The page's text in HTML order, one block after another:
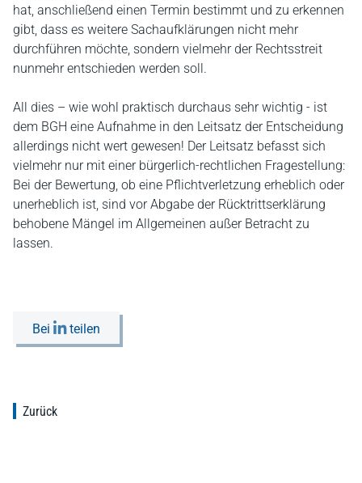
hat, anschließend einen Termin bestimmt und zu erkennen
gibt, dass es weitere Sachaufklärungen nicht mehr
durchführen möchte, sondern vielmehr der Rechtsstreit
nunmehr entschieden werden soll.
All dies – wie wohl praktisch durchaus sehr wichtig - ist
dem BGH eine Aufnahme in den Leitsatz der Entscheidung
allerdings nicht wert gewesen! Der Leitsatz befasst sich
vielmehr nur mit einer bürgerlich-rechtlichen Fragestellung:
Bei der Bewertung, ob eine Pflichtverletzung erheblich oder
unerheblich ist, sind vor Abgabe der Rücktrittserklärung
behobene Mängel im Allgemeinen außer Betracht zu
lassen.
Bei teilen
Zurück